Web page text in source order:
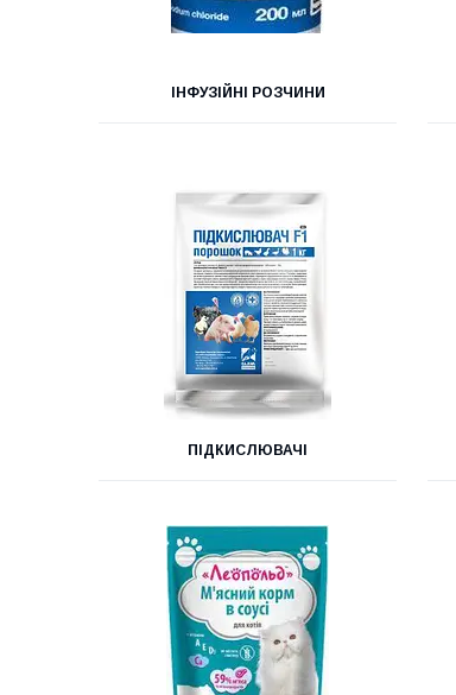
ІНФУЗІЙНІ РОЗЧИНИ
ПІДКИСЛЮВАЧІ